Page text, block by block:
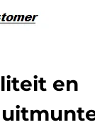
en